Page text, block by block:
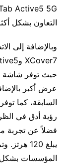
التعاون بشكل
عرض أكبر
رؤية أدق في
فضلاً عن تجربة
يبلغ 120
المؤسسات بشكل